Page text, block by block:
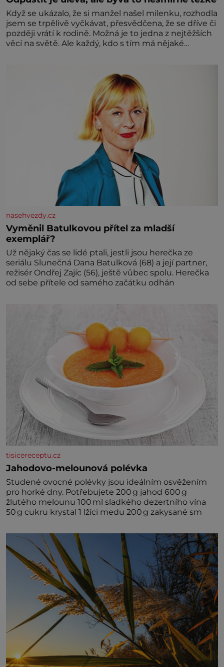
Když se ukázalo, že si manžel našel milenku, rozhodla
jsem se trpělivě vyčkávat, přesvědčena, že se dříve či
později vrátí k rodině. Možná je to jedna z nejtěžších
věcí na světě. Ale každý, kdo s tím má nějaké
nasehvezdy.cz
Vyměnil Batulkovou přítel za mladší
exemplář?
Už nějaký čas se lidé ptali, jestli jsou herečka ze
seriálu Slunečná Dana Batulková (68) a její partner,
režisér Ondřej Zajíc (56), ještě vůbec spolu. Herečka
od sebe přítele od samého začátku odhán
tisicereceptu.cz
Jahodovo-melounová polévka
Studené ovocné polévky jsou ideálním osvěžením
pro horké dny. Potřebujete 200 g jahod 600 g
žlutého melounu 100 ml sladkého dezertního vína
50 g cukru krystal 1 lžíci medu 200 g zakysané sm